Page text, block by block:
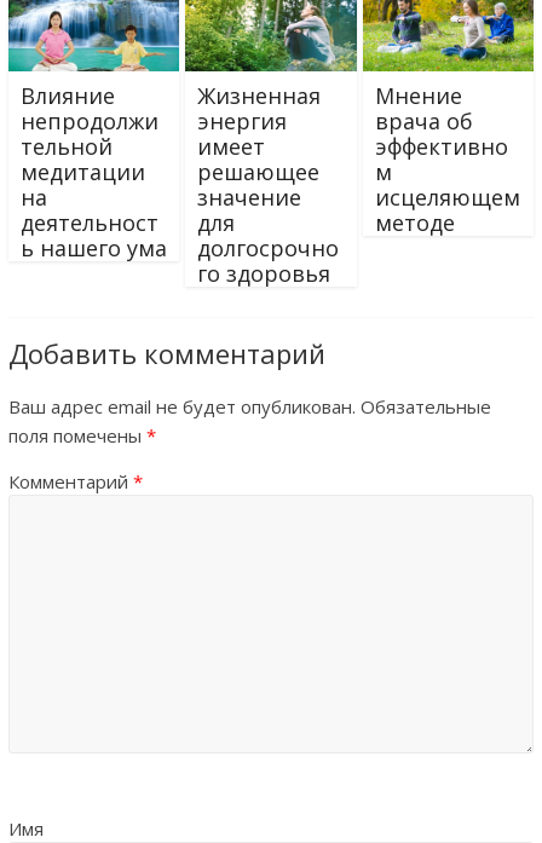
Влияние
непродолжи
тельной
медитации
на
деятельност
ь нашего ума
Жизненная
энергия
имеет
решающее
значение
для
долгосрочно
го здоровья
Мнение
врача об
эффективно
м
исцеляющем
методе
Добавить комментарий
Ваш адрес email не будет опубликован. Обязательные
поля помечены *
Комментарий *
Имя